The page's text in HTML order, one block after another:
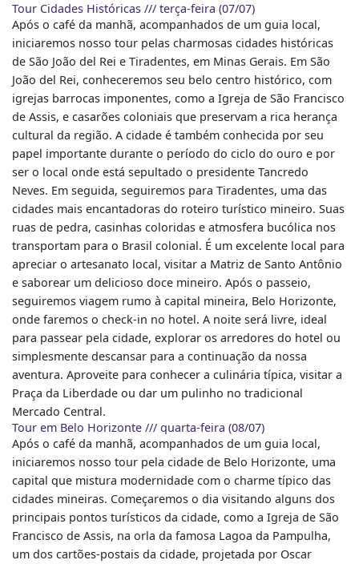
Tour Cidades Históricas /// terça-feira (07/07)
Após o café da manhã, acompanhados de um guia local,
iniciaremos nosso tour pelas charmosas cidades históricas
de São João del Rei e Tiradentes, em Minas Gerais. Em São
João del Rei, conheceremos seu belo centro histórico, com
igrejas barrocas imponentes, como a Igreja de São Francisco
de Assis, e casarões coloniais que preservam a rica herança
cultural da região. A cidade é também conhecida por seu
papel importante durante o período do ciclo do ouro e por
ser o local onde está sepultado o presidente Tancredo
Neves. Em seguida, seguiremos para Tiradentes, uma das
cidades mais encantadoras do roteiro turístico mineiro. Suas
ruas de pedra, casinhas coloridas e atmosfera bucólica nos
transportam para o Brasil colonial. É um excelente local para
apreciar o artesanato local, visitar a Matriz de Santo Antônio
e saborear um delicioso doce mineiro. Após o passeio,
seguiremos viagem rumo à capital mineira, Belo Horizonte,
onde faremos o check-in no hotel. A noite será livre, ideal
para passear pela cidade, explorar os arredores do hotel ou
simplesmente descansar para a continuação da nossa
aventura. Aproveite para conhecer a culinária típica, visitar a
Praça da Liberdade ou dar um pulinho no tradicional
Mercado Central.
Tour em Belo Horizonte /// quarta-feira (08/07)
Após o café da manhã, acompanhados de um guia local,
iniciaremos nosso tour pela cidade de Belo Horizonte, uma
capital que mistura modernidade com o charme típico das
cidades mineiras. Começaremos o dia visitando alguns dos
principais pontos turísticos da cidade, como a Igreja de São
Francisco de Assis, na orla da famosa Lagoa da Pampulha,
um dos cartões-postais da cidade, projetada por Oscar